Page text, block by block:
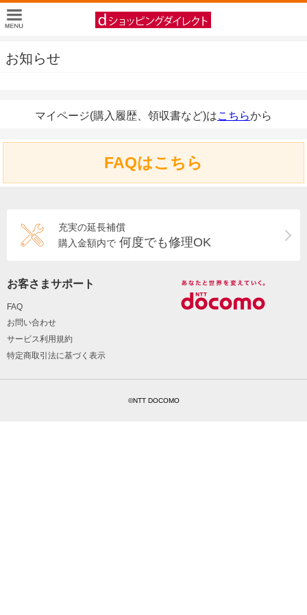
お知らせ
マイページ(購入履歴、領収書など)はこちらから
FAQはこちら
充実の延長補償
購入金額内で 何度でも修理OK
お客さまサポート
FAQ
お問い合わせ
サービス利用規約
特定商取引法に基づく表示
©NTT DOCOMO